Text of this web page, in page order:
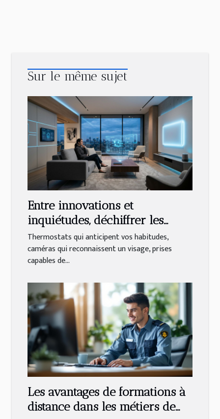
Sur le même sujet
Entre innovations et
inquiétudes, déchiffrer les
tendances actuelles de la
maison connectée
Thermostats qui anticipent vos habitudes,
caméras qui reconnaissent un visage, prises
capables de...
Les avantages de formations à
distance dans les métiers de